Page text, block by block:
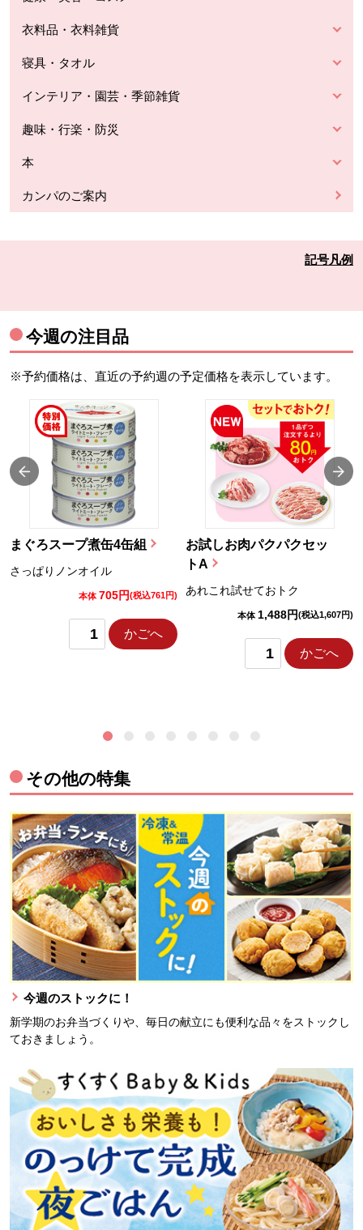
衣料品・衣料雑貨
寝具・タオル
インテリア・園芸・季節雑貨
趣味・行楽・防災
本
カンパのご案内
記号凡例
今週の注目品
※予約価格は、直近の予約週の予定価格を表示しています。
まぐろスープ煮缶4缶組
さっぱりノンオイル
本体 705円(税込761円)
かごへ
お試しお肉パクパクセッ
トA
あれこれ試せておトク
本体 1,488円(税込1,607円)
かごへ
その他の特集
今週のストックに！
新学期のお弁当づくりや、毎日の献立にも便利な品々をストックし
ておきましょう。